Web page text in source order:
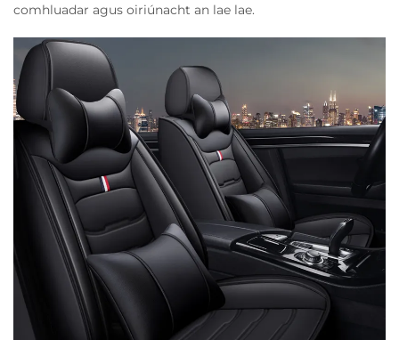
comhluadar agus oiriúnacht an lae lae.